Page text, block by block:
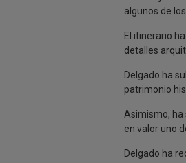
algunos de
El itinerario
detalles
Delgado ha
patrimonio
Asimismo, ha
en valor uno
Delgado ha